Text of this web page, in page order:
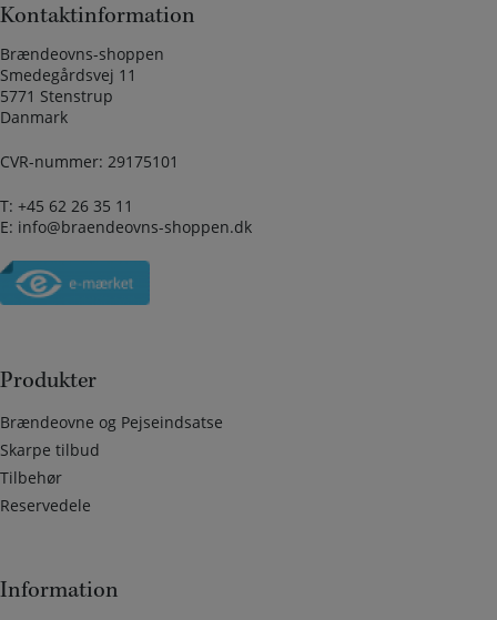
Kontaktinformation
Brændeovns-shoppen
Smedegårdsvej 11
5771 Stenstrup
Danmark
CVR-nummer: 29175101
T: +45 62 26 35 11
E: info@braendeovns-shoppen.dk
Produkter
Brændeovne og Pejseindsatse
Skarpe tilbud
Tilbehør
Reservedele
Information